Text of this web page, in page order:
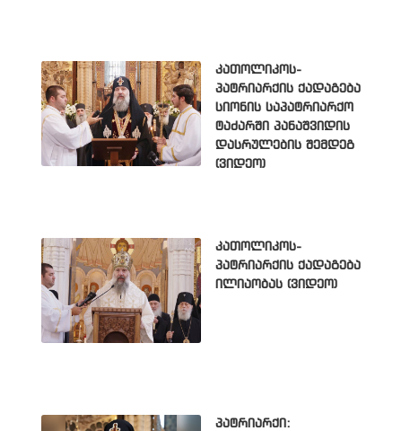
კათოლიკოს-
პატრიარქის ქადაგება
სიონის საპატრიარქო
ტაძარში პანაშვიდის
დასრულების შემდეგ
(ვიდეო)
კათოლიკოს-
პატრიარქის ქადაგება
ილიაობას (ვიდეო)
პატრიარქი: